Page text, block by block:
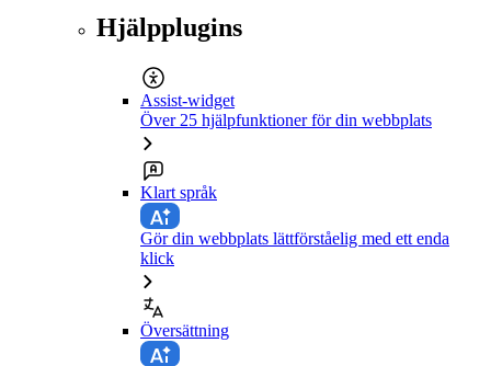
Hjälpplugins
Assist-widget
Över 25 hjälpfunktioner för din webbplats
Klart språk
Gör din webbplats lättförståelig med ett enda
klick
Översättning